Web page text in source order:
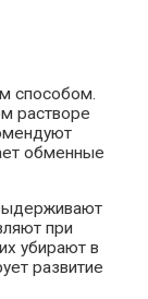
способом.
растворе
обменные
при
убирают в
развитие